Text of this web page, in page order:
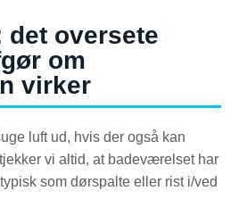
oversete
om
virker
luft ud, hvis der også kan
vi altid, at badeværelset har
som dørspalte eller rist i/ved